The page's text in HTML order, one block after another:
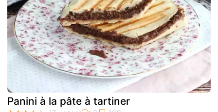
Panini à la pâte à tartiner